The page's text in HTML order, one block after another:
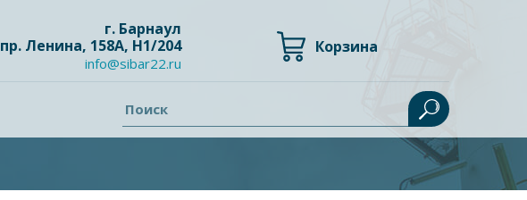
г. Барнаул
пр. Ленина, 158А, Н1/204
info@sibar22.ru
Корзина
Поиск